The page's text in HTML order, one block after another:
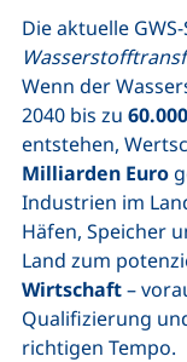
Die aktuelle
Wenn der
2040 bis zu
entstehen,
Milliarden Euro
Industrien im
Häfen, Speicher
Land zum
Wirtschaft–
Qualifizierung
richtigen Tempo.